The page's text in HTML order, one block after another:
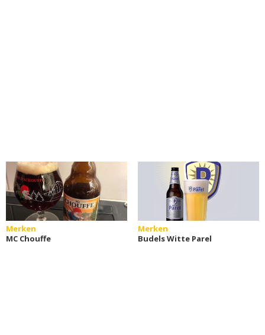
Merken
MC Chouffe
Merken
Budels Witte Parel